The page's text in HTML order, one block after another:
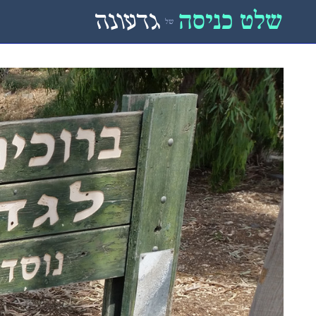
שלט כניסה של גדעונה